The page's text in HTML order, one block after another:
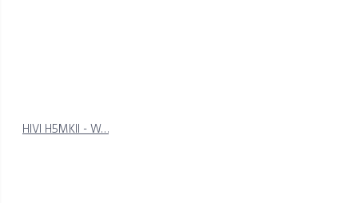
HIVI H5MKII - W…